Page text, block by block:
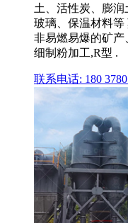
土、活性炭、膨润
玻璃、保温材料等
非易燃易爆的矿产
细制粉加工,R型 .
联系电话: 180 3780